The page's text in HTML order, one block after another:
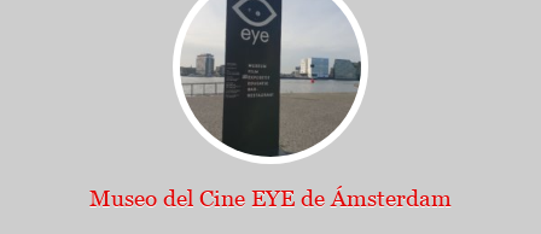
Museo del Cine EYE de Ámsterdam